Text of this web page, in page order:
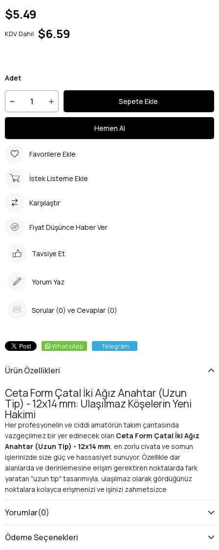
$5.49
KDV Dahil $6.59
Adet
Favorilere Ekle
İstek Listeme Ekle
Karşılaştır
Fiyat Düşünce Haber Ver
Tavsiye Et
Yorum Yaz
Sorular (0) ve Cevaplar (0)
WhatsApp Telegram
Ürün Özellikleri
Ceta Form Çatal İki Ağız Anahtar (Uzun
Tip) - 12x14 mm: Ulaşılmaz Köşelerin Yeni
Hakimi
Her profesyonelin ve ciddi amatörün takım çantasında
vazgeçilmez bir yer edinecek olan Ceta Form Çatal İki Ağız
Anahtar (Uzun Tip) - 12x14 mm, en zorlu civata ve somun
işlerinizde size güç ve hassasiyet sunuyor. Özellikle dar
alanlarda ve derinlemesine erişim gerektiren noktalarda fark
yaratan "uzun tip" tasarımıyla, ulaşılmaz olarak gördüğünüz
noktalara kolayca erişmenizi ve işinizi zahmetsizce
tamamlamanızı sağlar. Ceta Form kalitesiyle üretilen bu el aleti,
dayanıklılığı ve üstün performansıyla beklentilerinizi aşacak.
ve Kullanım Alanları
Bu özel anahtar, sadece bir el aleti olmanın ötesinde,
Yorumlar(0)
Ödeme Seçenekleri